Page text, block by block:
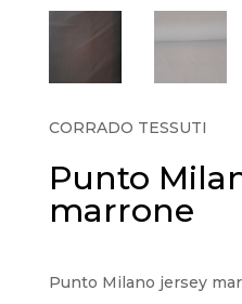
CORRADO TESSUTI
Punto
marrone
Punto Milano jersey